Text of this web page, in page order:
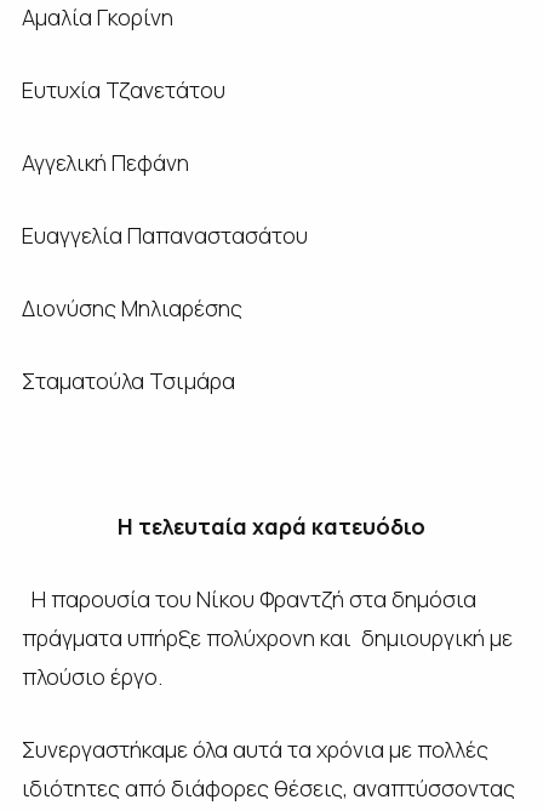
Αμαλία Γκορίνη
Ευτυχία Τζανετάτου
Αγγελική Πεφάνη
Ευαγγελία Παπαναστασάτου
Διονύσης Μηλιαρέσης
Σταματούλα Τσιμάρα
Η τελευταία χαρά κατευόδιο
Η παρουσία του Νίκου Φραντζή στα δημόσια
πράγματα υπήρξε πολύχρονη και δημιουργική με
πλούσιο έργο.
Συνεργαστήκαμε όλα αυτά τα χρόνια με πολλές
ιδιότητες από διάφορες θέσεις, αναπτύσσοντας